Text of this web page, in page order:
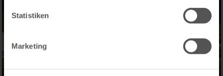
Statistiken
Marketing